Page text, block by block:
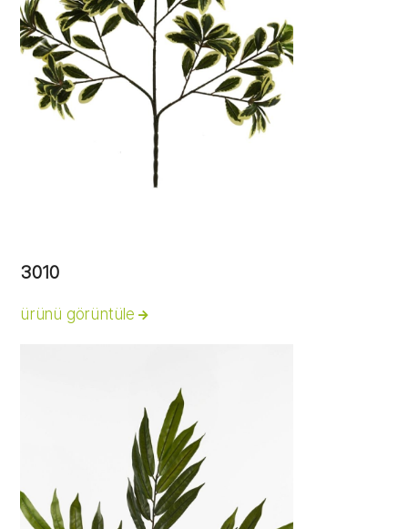
3010
ürünü görüntüle